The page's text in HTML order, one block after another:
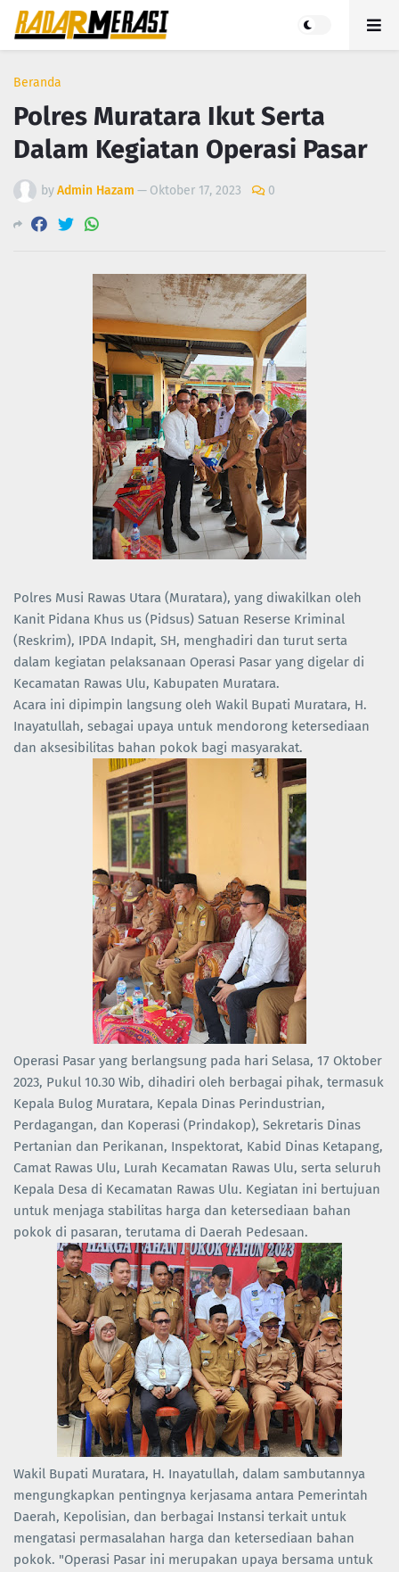
Beranda
Polres Muratara Ikut Serta
Dalam Kegiatan Operasi Pasar
byAdmin Hazam — Oktober 17, 2023 0
Polres Musi Rawas Utara (Muratara), yang diwakilkan oleh
Kanit Pidana Khus us (Pidsus) Satuan Reserse Kriminal
(Reskrim), IPDA Indapit, SH, menghadiri dan turut serta
dalam kegiatan pelaksanaan Operasi Pasar yang digelar di
Kecamatan Rawas Ulu, Kabupaten Muratara.
Acara ini dipimpin langsung oleh Wakil Bupati Muratara, H.
Inayatullah, sebagai upaya untuk mendorong ketersediaan
dan aksesibilitas bahan pokok bagi masyarakat.
Operasi Pasar yang berlangsung pada hari Selasa, 17 Oktober
2023, Pukul 10.30 Wib, dihadiri oleh berbagai pihak, termasuk
Kepala Bulog Muratara, Kepala Dinas Perindustrian,
Perdagangan, dan Koperasi (Prindakop), Sekretaris Dinas
Pertanian dan Perikanan, Inspektorat, Kabid Dinas Ketapang,
Camat Rawas Ulu, Lurah Kecamatan Rawas Ulu, serta seluruh
Kepala Desa di Kecamatan Rawas Ulu. Kegiatan ini bertujuan
untuk menjaga stabilitas harga dan ketersediaan bahan
pokok di pasaran, terutama di Daerah Pedesaan.
Wakil Bupati Muratara, H. Inayatullah, dalam sambutannya
mengungkapkan pentingnya kerjasama antara Pemerintah
Daerah, Kepolisian, dan berbagai Instansi terkait untuk
mengatasi permasalahan harga dan ketersediaan bahan
pokok. "Operasi Pasar ini merupakan upaya bersama untuk